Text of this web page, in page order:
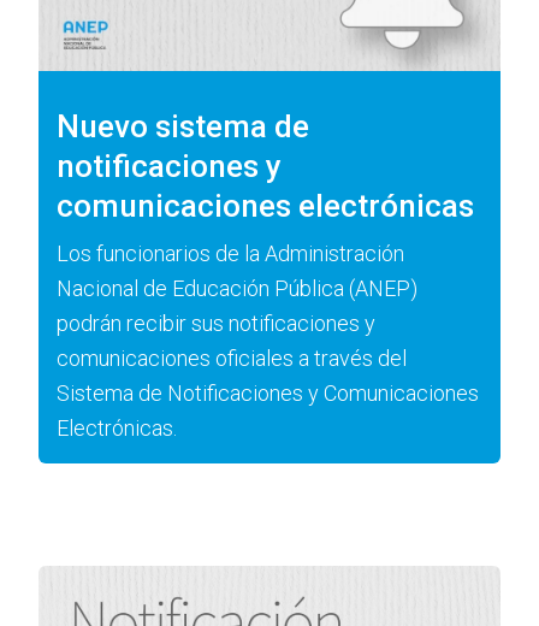
Nuevo sistema de
notificaciones y
comunicaciones electrónicas
Los funcionarios de la Administración
Nacional de Educación Pública (ANEP)
podrán recibir sus notificaciones y
comunicaciones oficiales a través del
Sistema de Notificaciones y Comunicaciones
Electrónicas.